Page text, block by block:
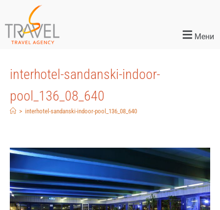
Мени
interhotel-sandanski-indoor-
pool_136_08_640
> interhotel-sandanski-indoor-pool_136_08_640